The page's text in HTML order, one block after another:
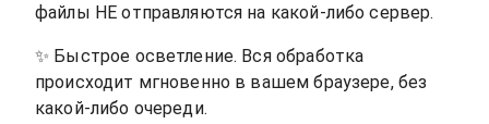
файлы НЕ отправляются на какой-либо сервер.
✨ Быстрое осветление. Вся обработка
происходит мгновенно в вашем браузере, без
какой-либо очереди.